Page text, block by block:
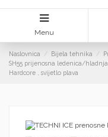
Menu
Naslovnica Bijela tehnika
SH55 prijenosna ledenica/
Hardcore , svijetlo plava